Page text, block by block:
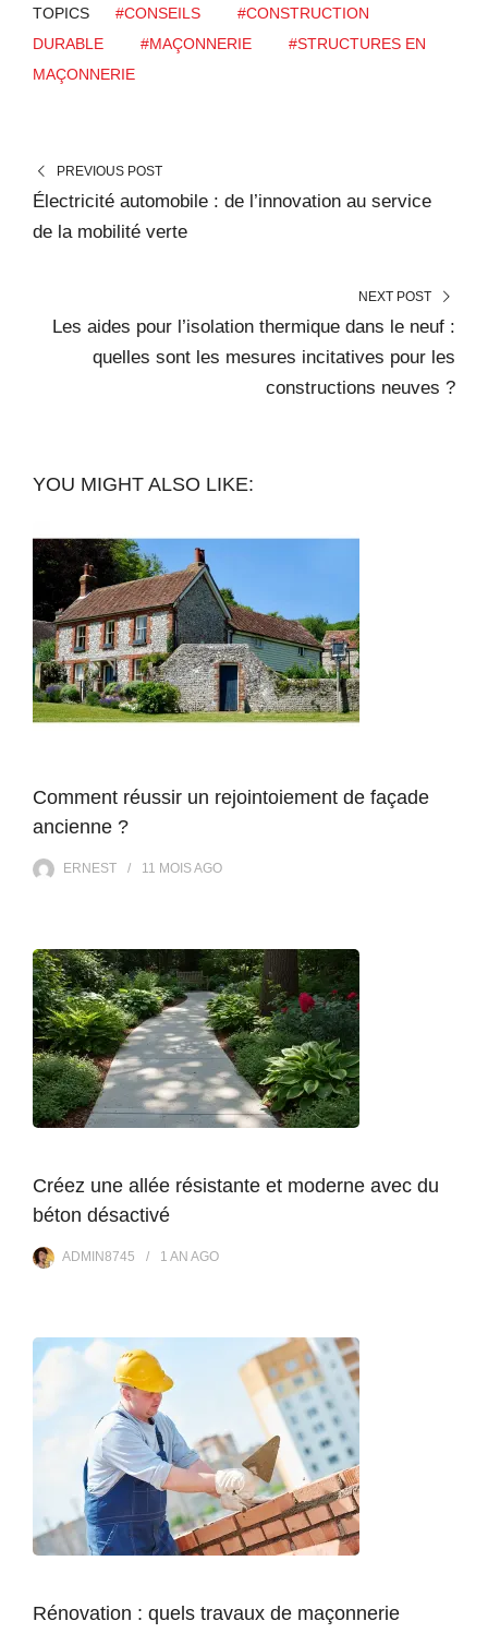
TOPICS #CONSEILS
#CONSTRUCTION
DURABLE
#MAÇONNERIE
#STRUCTURES EN
MAÇONNERIE
PREVIOUS POST
Électricité automobile : de l’innovation au service
de la mobilité verte
NEXT POST
Les aides pour l’isolation thermique dans le neuf :
quelles sont les mesures incitatives pour les
constructions neuves ?
YOU MIGHT ALSO LIKE:
Comment réussir un rejointoiement de façade
ancienne ?
ERNEST 11 MOISAGO
Créez une allée résistante et moderne avec du
béton désactivé
ADMIN8745 1 AN AGO
Rénovation : quels travaux de maçonnerie